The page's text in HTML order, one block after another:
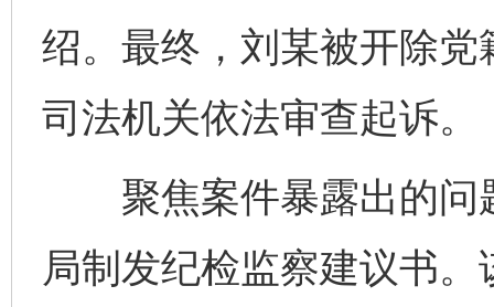
绍。最终，刘某被开除
司法机关依法审查起诉。
聚焦案件暴露出的问
局制发纪检监察建议书